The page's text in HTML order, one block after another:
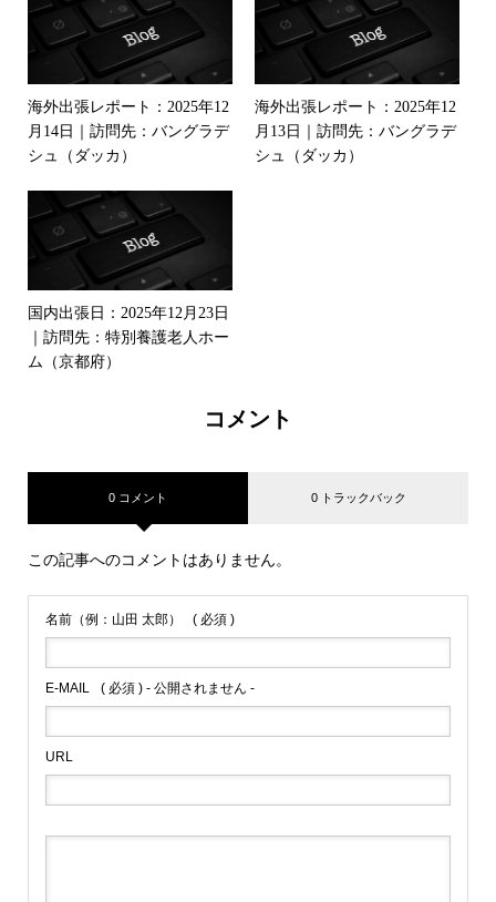
海外出張レポート：2025年12
月14日｜訪問先：バングラデ
シュ（ダッカ）
海外出張レポート：2025年12
月13日｜訪問先：バングラデ
シュ（ダッカ）
国内出張日：2025年12月23日
｜訪問先：特別養護老人ホー
ム（京都府）
コメント
0 コメント 0 トラックバック
この記事へのコメントはありません。
名前（例：山田 太郎） ( 必須 )
E-MAIL ( 必須 ) - 公開されません -
URL